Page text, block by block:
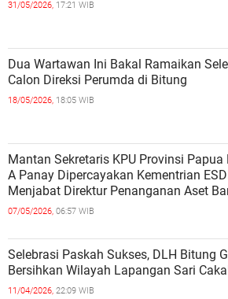
31/05/2026, 17:21 WIB
Dua Wartawan Ini Bakal Ramaikan
Calon Direksi Perumda di Bitung
18/05/2026, 18:05 WIB
Mantan Sekretaris KPU Provinsi Papua
A Panay Dipercayakan Kementrian
Menjabat Direktur Penanganan Aset
Bukti
07/05/2026, 06:57 WIB
Selebrasi Paskah Sukses, DLH Bitung
Bersihkan Wilayah Lapangan Sari
11/04/2026, 22:09 WIB